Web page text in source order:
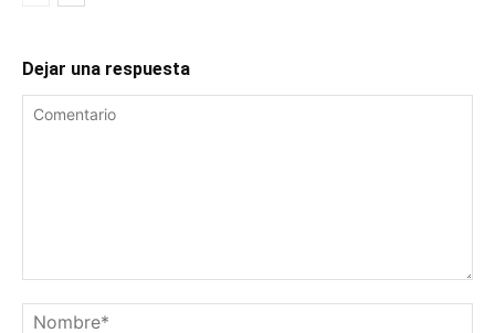
Dejar una respuesta